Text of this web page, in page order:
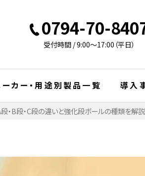
0794-70-
受付時間 / 9:00〜17:00（平日）
ーカー・用途別製品一覧 導入
・B段・C段の違いと強化段ボールの種類を解